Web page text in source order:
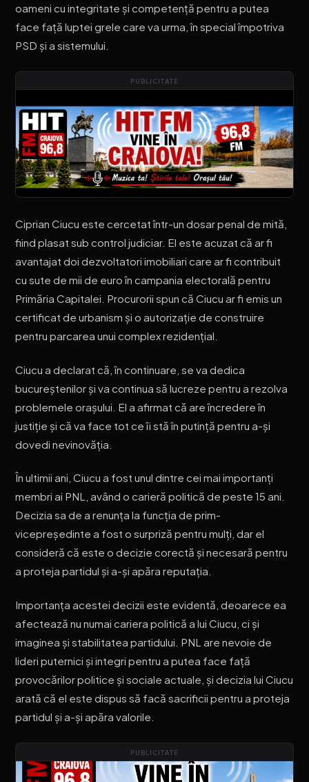
oameni cu integritate și competență pentru a putea
face față luptei grele care va urma, în special împotriva
PSD și a sistemului.
PUBLICITATE
Ciprian Ciucu este cercetat într-un dosar penal de mită,
fiind plasat sub control judiciar. El este acuzat că ar fi
avantajat doi dezvoltatori imobiliari care ar fi contribuit
cu sute de mii de euro în campania electorală pentru
Primăria Capitalei. Procurorii spun că Ciucu ar fi emis un
certificat de urbanism și o autorizație de construire
pentru parcarea unui complex rezidențial.
Ciucu a declarat că, în continuare, se va dedica
bucureștenilor și va continua să lucreze pentru a rezolva
problemele orașului. El a afirmat că are încredere în
justiție și că va face tot ce îi stă în putință pentru a-și
dovedi nevinovăția.
În ultimii ani, Ciucu a fost unul dintre cei mai importanți
membri ai PNL, având o carieră politică de peste 15 ani.
Decizia sa de a renunța la funcția de prim-
vicepreședinte a fost o surpriză pentru mulți, dar el
consideră că este o decizie corectă și necesară pentru
a proteja partidul și a-și apăra reputația.
Importanța acestei decizii este evidentă, deoarece ea
afectează nu numai cariera politică a lui Ciucu, ci și
imaginea și stabilitatea partidului. PNL are nevoie de
lideri puternici și integri pentru a putea face față
provocărilor politice și sociale actuale, și decizia lui Ciucu
arată că el este dispus să facă sacrificii pentru a proteja
partidul și a-și apăra valorile.
PUBLICITATE